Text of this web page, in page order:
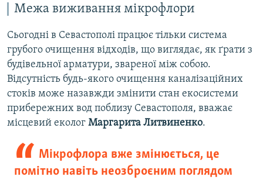
Межа виживання мікрофлори
Сьогодні в Севастополі працює тільки система
грубого очищення відходів, що виглядає, як ґрати з
будівельної арматури, звареної між собою.
Відсутність будь-якого очищення каналізаційних
стоків може назавжди змінити стан екосистеми
прибережних вод поблизу Севастополя, вважає
місцевий еколог Маргарита Литвиненко.
Мікрофлора вже змінюється, це
помітно навіть неозброєним поглядом